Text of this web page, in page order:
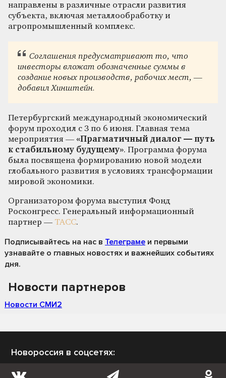
направлены в различные отрасли развития
субъекта, включая металлообработку и
агропромышленный комплекс.
Соглашения предусматривают то, что
инвесторы вложат обозначенные суммы в
создание новых производств, рабочих мест, —
добавил Хинштейн.
Петербургский международный экономический
форум проходил с 3 по 6 июня. Главная тема
мероприятия — «Прагматичный диалог — путь
к стабильному будущему». Программа форума
была посвящена формированию новой модели
глобального развития в условиях трансформации
мировой экономики.
Организатором форума выступил Фонд
Росконгресс. Генеральный информационный
партнер — ТАСС.
Подписывайтесь на нас в Телеграме и первыми
узнавайте о главных новостях и важнейших событиях
дня.
Новости партнеров
Новости СМИ2
Новороссия в соцсетях: